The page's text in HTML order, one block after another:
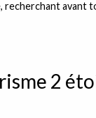
recherchant avant
2